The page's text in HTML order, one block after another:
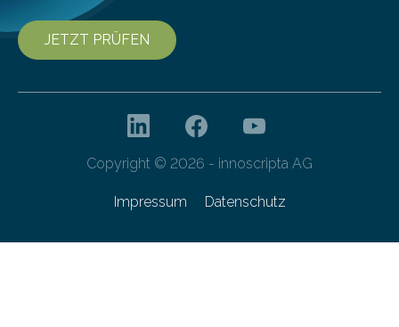
JETZT PRÜFEN
Copyright © 2026 - innoscripta AG
Impressum Datenschutz